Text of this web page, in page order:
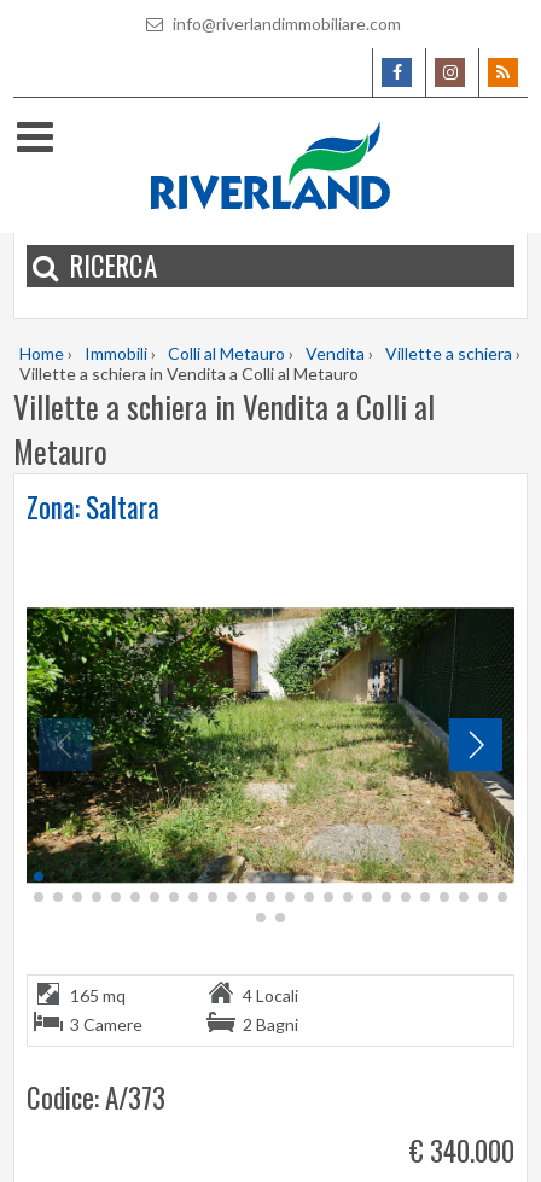
info@riverlandimmobiliare.com
RICERCA
Home› Immobili› Colli al Metauro › Vendita › Villette a schiera ›
Villette a schiera in Vendita a Colli al Metauro
Villette a schiera in Vendita a Colli al
Metauro
Zona: Saltara
165 mq
4 Locali
3 Camere
2 Bagni
Codice: A/373
€ 340.000